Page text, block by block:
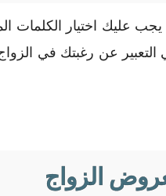
عليك اختيار الكلمات
التعبير عن رغبتك في
الزواج